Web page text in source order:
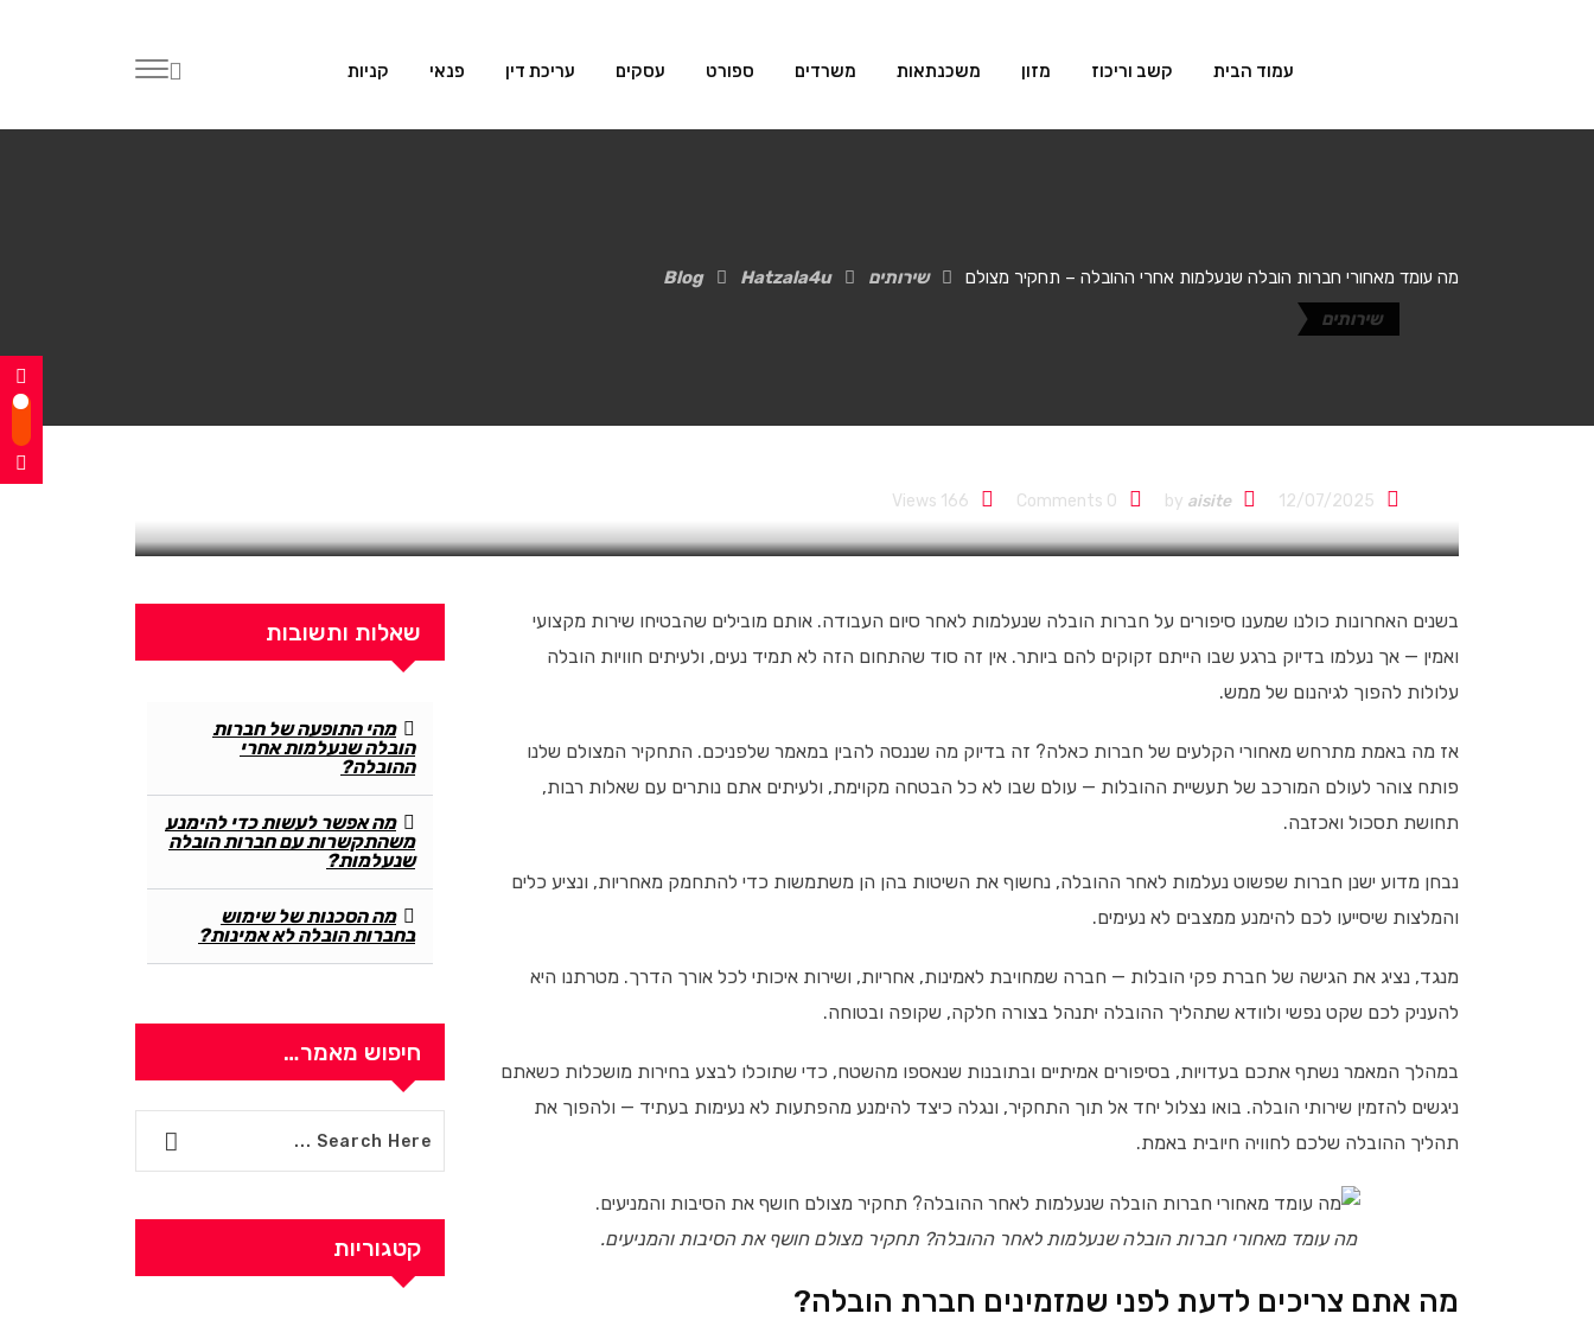
עמוד הבית קשב וריכוז מזון משכנתאות משרדים ספורט עסקים עריכת דין פנאי קניות
מה עומד מאחורי חברות הובלה שנעלמות אחרי ההובלה – תחקיר מצולם שירותים Blog
Hatzala4u
שירותים
תחקיר מצולם
12/07/2025
by aisite
0
166
בשנים האחרונות כולנו שמענו סיפורים על חברות הובלה שנעלמות לאחר סיום העבודה. אותם מובילים שהבטיחו שירות מקצועי
ואמין — אך נעלמו בדיוק ברגע שבו הייתם זקוקים להם ביותר. אין זה סוד שהתחום הזה לא תמיד נעים, ולעיתים חוויות הובלה
עלולות להפוך לגיהנום של ממש.
אז מה באמת מתרחש מאחורי הקלעים של חברות כאלה? זה בדיוק מה שננסה להבין במאמר שלפניכם. התחקיר המצולם שלנו
פותח צוהר לעולם המורכב של תעשיית ההובלות — עולם שבו לא כל הבטחה מקוימת, ולעיתים אתם נותרים עם שאלות רבות,
תחושת תסכול ואכזבה.
נבחן מדוע ישנן חברות שפשוט נעלמות לאחר ההובלה, נחשוף את השיטות בהן הן משתמשות כדי להתחמק מאחריות, ונציע כלים
והמלצות שיסייעו לכם להימנע ממצבים לא נעימים.
מנגד, נציג את הגישה של חברת פקי הובלות — חברה שמחויבת לאמינות, אחריות, ושירות איכותי לכל אורך הדרך. מטרתנו היא
להעניק לכם שקט נפשי ולוודא שתהליך ההובלה יתנהל בצורה חלקה, שקופה ובטוחה.
במהלך המאמר נשתף אתכם בעדויות, בסיפורים אמיתיים ובתובנות שנאספו מהשטח, כדי שתוכלו לבצע בחירות מושכלות כשאתם
ניגשים להזמין שירותי הובלה. בואו נצלול יחד אל תוך התחקיר, ונגלה כיצד להימנע מהפתעות לא נעימות בעתיד — ולהפוך את
תהליך ההובלה שלכם לחוויה חיובית באמת.
מה עומד מאחורי חברות הובלה שנעלמות לאחר ההובלה? תחקיר מצולם חושף את הסיבות והמניעים.
מה אתם צריכים לדעת לפני שמזמינים חברת הובלה?
שאלות ותשובות
מהי התופעה של חברות
הובלה שנעלמות אחרי
ההובלה?
מה אפשר לעשות כדי להימנע
משהתקשרות עם חברות הובלה
שנעלמות?
מה הסכנות של שימוש
בחברות הובלה לא אמינות?
חיפוש מאמר…
קטגוריות